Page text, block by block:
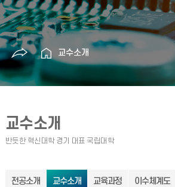
교수소개
교수소개
전공소개 교수소개 교육과정 이수체계도